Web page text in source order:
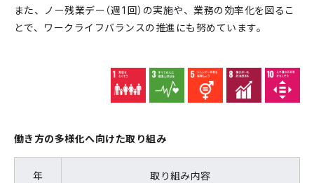
また、ノー残業デー（週1回）の実施や、業務の効率化を図るこ
とで、ワークライフバランスの推進にも努めています。
働き方の多様化へ向けた取り組み
年 取り組み内容